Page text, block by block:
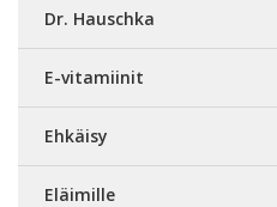
Dr. Hauschka
E-vitamiinit
Ehkäisy
Eläimille